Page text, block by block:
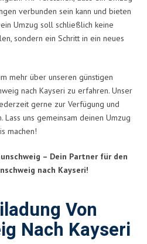
verbunden sein kann und bieten
Umzug soll schließlich keine
sondern ein Schritt in ein neues
mehr über unseren günstigen
nach Kayseri zu erfahren. Unser
gerne zur Verfügung und
uns gemeinsam deinen Umzug
machen!
– Dein Partner für den
nach Kayseri!
Von
Nach Kayseri